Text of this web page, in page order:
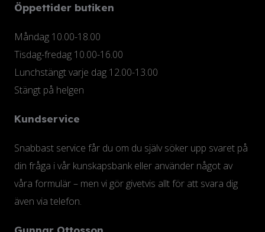
Öppettider butiken
Måndag 10.00-18.00
Tisdag-fredag 10.00-16.00
Lunchstängt varje dag 12.00-13.00
Stängt på helgen
Kundservice
Snabbast service får du om du själv söker upp svaret på
din fråga i vår kunskapsbank eller använder något av
våra formulär – men vi gör givetvis allt för att svara dig
även via telefon.